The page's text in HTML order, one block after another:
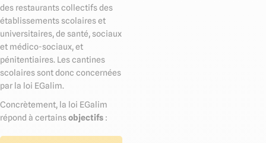
des restaurants collectifs des
établissements scolaires et
universitaires, de santé, sociaux
et médico-sociaux, et
pénitentiaires. Les cantines
scolaires sont donc concernées
par la loi EGalim.
Concrètement, la loi EGalim
répond à certainsobjectifs :